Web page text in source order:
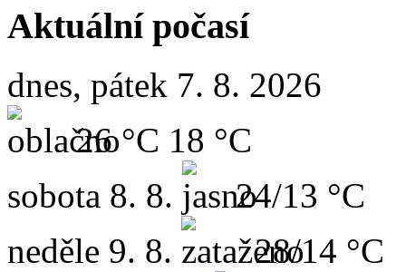
Aktuální počasí
dnes, pátek 7. 8. 2026
26 °C 18 °C
sobota 8. 8.
24/13 °C
neděle 9. 8. 28/14 °C